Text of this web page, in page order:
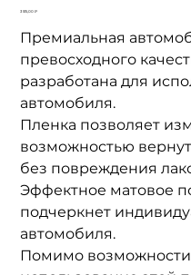
Цена
3 515,00 ₽
Премиальная
превосходного
разработана для
автомобиля.
Пленка позволяет
возможностью
без повреждения
Эффектное матовое
подчеркнет
автомобиля.
Помимо